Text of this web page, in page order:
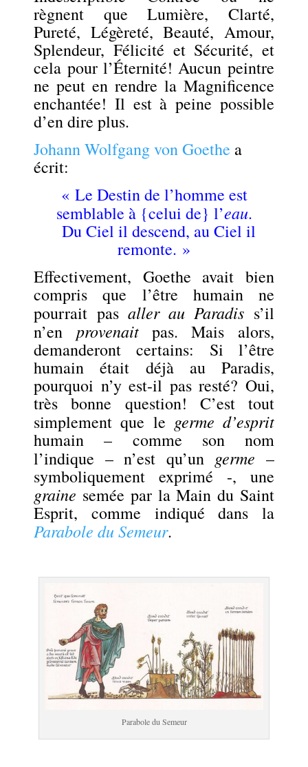
règnent que Lumière, Clarté,
Pureté, Légèreté, Beauté, Amour,
Splendeur, Félicité et Sécurité, et
cela pour l’Éternité! Aucun peintre
ne peut en rendre la Magnificence
enchantée! Il est à peine possible
d’en dire plus.
Johann Wolfgang von Goethe a
écrit:
« Le Destin de l’homme est
semblable à {celui de} l’eau.
Du Ciel il descend, au Ciel il
remonte. »
Effectivement, Goethe avait bien
compris que l’être humain ne
pourrait pas aller au Paradis s’il
n’en provenaitpas. Mais alors,
demanderont certains: Si l’être
humain était déjà au Paradis,
pourquoi n’y est-il pas resté? Oui,
très bonne question! C’est tout
simplement que le germe d’esprit
humain – comme son nom
l’indique – n’est qu’un germe –
symboliquement exprimé -, une
graine semée par la Main du Saint
Esprit, comme indiqué dans la
Parabole du Semeur.
Parabole du Semeur